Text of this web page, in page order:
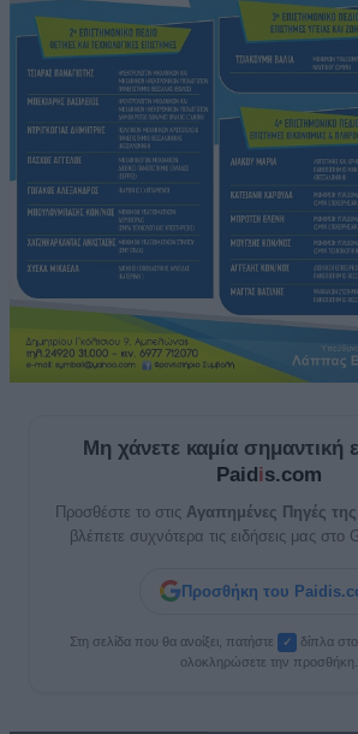
Μη χάνετε καμία σημαντική
Paidis.com
Προσθέστε το στις Αγαπημένες Πηγές
βλέπετε συχνότερα τις ειδήσεις μας στο
Προσθήκη του
Στη σελίδα που θα ανοίξει, πατήστε ✓ δίπλα στο
ολοκληρώσετε την προσθήκη.